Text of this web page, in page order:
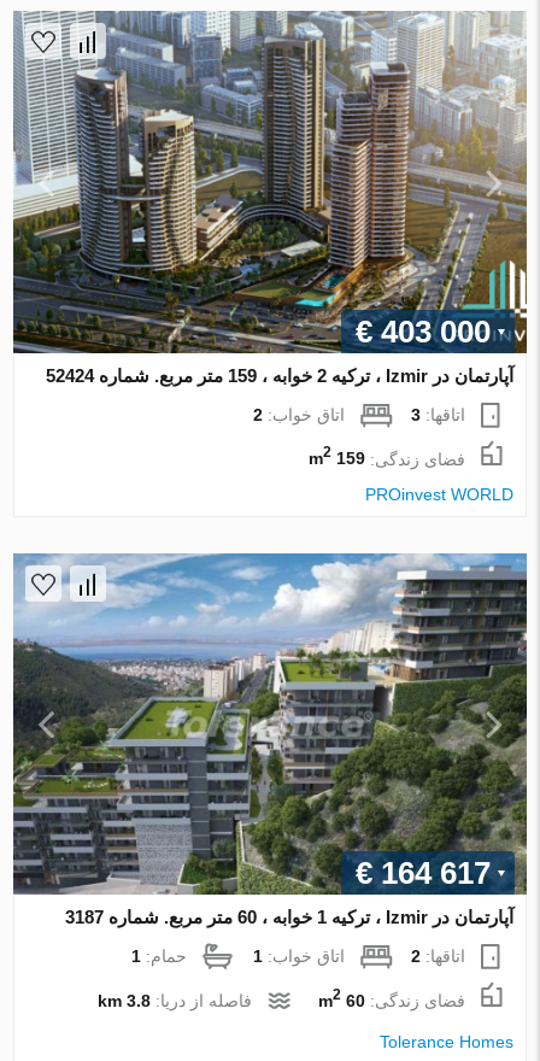
€ 403 000
آپارتمان در Izmir ، ترکیه 2 خوابه ، 159 متر مربع. شماره 52424
اتاقها:3 اتاق خواب:2
فضای زندگی:159 m
2
PROinvest WORLD
€ 164 617
آپارتمان در Izmir ، ترکیه 1 خوابه ، 60 متر مربع. شماره 3187
اتاقها:2 اتاق خواب:1 حمام:1
فضای زندگی:60 m
2 فاصله از دریا:3.8 km
Tolerance Homes